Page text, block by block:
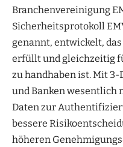
Branchenvereinigung
Sicherheitsprotokoll
genannt, entwickelt,
erfüllt und gleichzeitig
zu handhaben ist. Mit 3-
und Banken wesentlich
Daten zur
bessere
höheren